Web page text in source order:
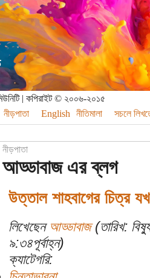
| কপিরাইট © ২০০৬-২০১৫
নীড়পাতা
English নীতিমালা সচলে
নীড়পাতা
আড্ডাবাজ এর ব্লগ
উত্তাল শাহবাগের চিত্র
লিখেছেন আড্ডাবাজ(তারিখ:
৯:৩৪পূর্বাহ্ন)
ক্যাটেগরি: